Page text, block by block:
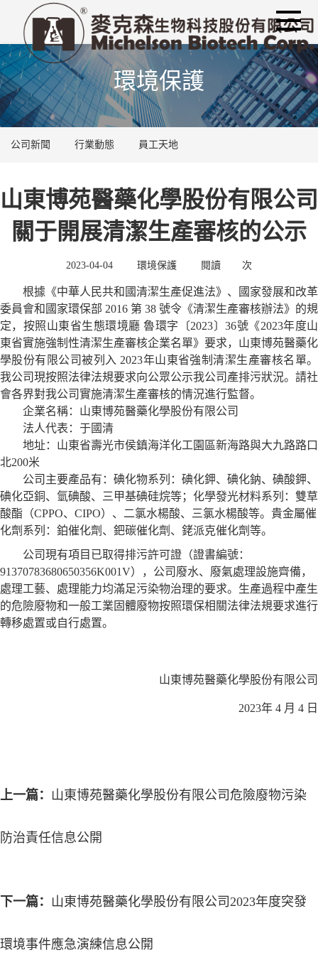
環境保護
公司新聞 行業動態 員工天地
山東博苑醫藥化學股份有限公司
關于開展清潔生產審核的公示
2023-04-04 環境保護 閱讀 次
根據《中華人民共和國清潔生產促進法》、國家發展和改革
委員會和國家環保部 2016 第 38 號令《清潔生產審核辦法》的規
定，按照山東省生態環境廳 魯環字〔2023〕36號 《2023年度山
東省實施強制性清潔生產審核企業名單》 要求， 山東博苑醫藥化
學股份有限公司被列 入 2023年山東省強制清潔生產審核名 單。
我公司現按照法律法規要求向公眾公示我公司產排污狀況。請社
會各界對我公司實施清潔生產審核的情況進行監督。
企業名稱： 山東博苑醫藥化學股份有限公司
法人代表： 于國清
地址：山東省壽光市侯鎮海洋化工園區新海路與大九路路口
北200米
公司 主要產品有：碘化物系列：碘化鉀、碘化鈉、碘酸鉀、
碘化亞銅、氫碘酸、三甲基碘硅烷等；化學發光材料系列：雙草
酸酯（CPPO、 CIPO）、二氯水楊酸、三氯水楊酸等。貴金屬催
化劑系列：鉑催化劑、鈀碳催化劑、銠派克催化劑等。
公司現有項目已取得排污許可證 （證書編號：
91370783680650356K001V）， 公司 廢水、廢氣處理設施齊備，
處理工藝、處理能力均滿足污染物治理的要求。生產過程中產生
的危險廢物和一般工業固體廢物按照環保相關法律法規要求進行
轉移處置或自行處置。
山東博苑醫藥化學股份有限公司
2023年 4 月 4 日
上一篇： 山東博苑醫藥化學股份有限公司危險廢物污染
防治責任信息公開
下一篇： 山東博苑醫藥化學股份有限公司2023年度突發
環境事件應急演練信息公開